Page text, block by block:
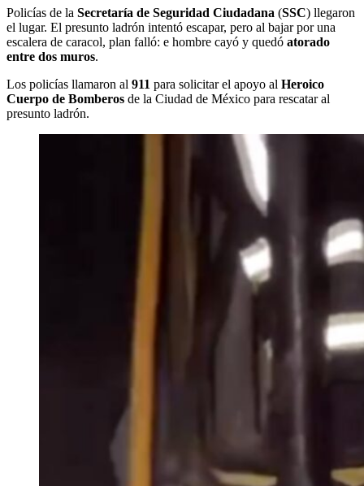
Policías de la Secretaría de Seguridad Ciudadana (SSC) llegaron
el lugar. El presunto ladrón intentó escapar, pero al bajar por una
escalera de caracol, plan falló: e hombre cayó y quedó atorado
entre dos muros.
Los policías llamaron al 911 para solicitar el apoyo al Heroico
Cuerpo de Bomberos de la Ciudad de México para rescatar al
presunto ladrón.